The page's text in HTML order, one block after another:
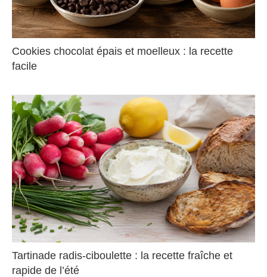
Cookies chocolat épais et moelleux : la recette
facile
Tartinade radis-ciboulette : la recette fraîche et
rapide de l’été